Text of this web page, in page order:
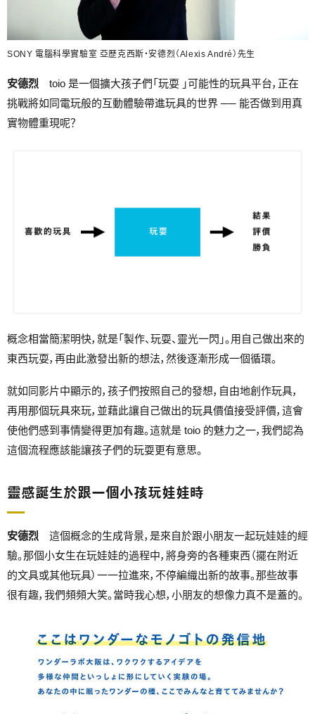
SONY 電腦科學實驗室 亞歷克西斯・安德烈（Alexis André）先生
安德烈 toio 是一個擴大孩子們「玩耍 」可能性的玩具平台，正在
挑戰將如同電玩般的互動體驗帶進玩具的世界 ── 能否做到用真
實物體重現呢？
概念相當簡潔明快，就是「製作、玩耍、靈光一閃」。用自己做出來的
東西玩耍，再由此激發出新的想法，然後逐漸形成一個循環。
就如同影片中顯示的，孩子們按照自己的發想，自由地創作玩具，
再用那個玩具來玩，並藉此讓自己做出的玩具價值接受評價，這會
使他們感到事情變得更加有趣。這就是 toio 的魅力之一，我們認為
這個流程應該能讓孩子們的玩耍更有意思。
靈感誕生於跟一個小孩玩娃娃時
安德烈 這個概念的生成背景，是來自於跟小朋友一起玩娃娃的經
驗。那個小女生在玩娃娃的過程中，將身旁的各種東西（擺在附近
的文具或其他玩具）一一拉進來，不停編織出新的故事。那些故事
很有趣，我們頻頻大笑。當時我心想，小朋友的想像力真不是蓋的。